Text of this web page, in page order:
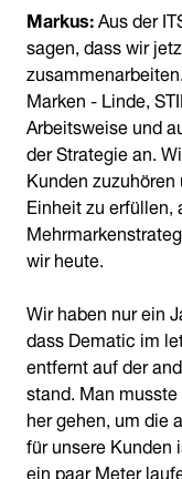
Markus:Aus der
sagen, dass wir
Marken - Linde,
Arbeitsweise und
der Strategie an.
Kunden
Einheit zu
wir heute.
Wir haben nur ein
dass Dematic im
entfernt auf der
stand. Man
her gehen, um die
für unsere Kunden
ein paar Meter